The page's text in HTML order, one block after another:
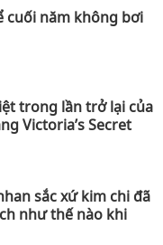
cuối năm không bơi
trong lần trở lại của
Victoria’s Secret
sắc xứ kim chi đã
như thế nào khi